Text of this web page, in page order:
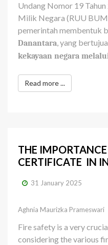
Undang Nomor 19
Milik Negara (RUU
pemerintah membentuk
Danantara, yang
kekayaan negara
Read more ...
THE
CERTIFICATE IN
31 January 2025
Aghnia Maurizka Prameswari
Fire safety is a very
considering the various